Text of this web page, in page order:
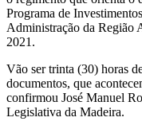
Programa de
Administração da Região
2021.
Vão ser trinta (30) horas
documentos, que
confirmou José Manuel
Legislativa da Madeira.